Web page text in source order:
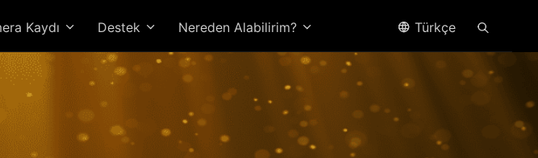
Kaydı Destek Nereden Alabilirim? Türkçe